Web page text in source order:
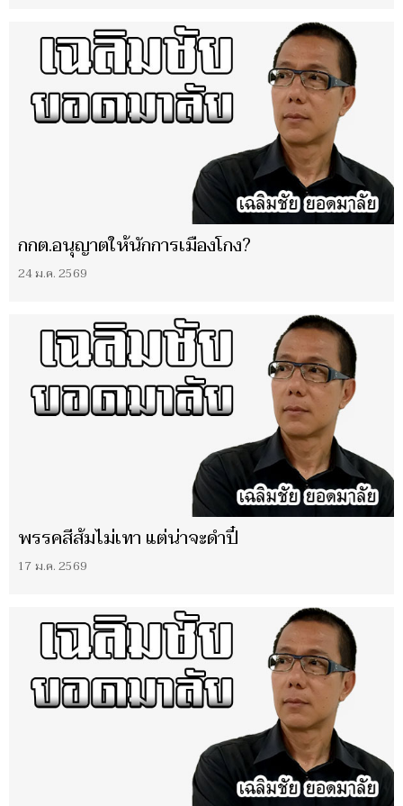
กกต.อนุญาตให้นักการเมืองโกง?
24 ม.ค. 2569
พรรคสีส้มไม่เทา แต่น่าจะดำปี๋
17 ม.ค. 2569